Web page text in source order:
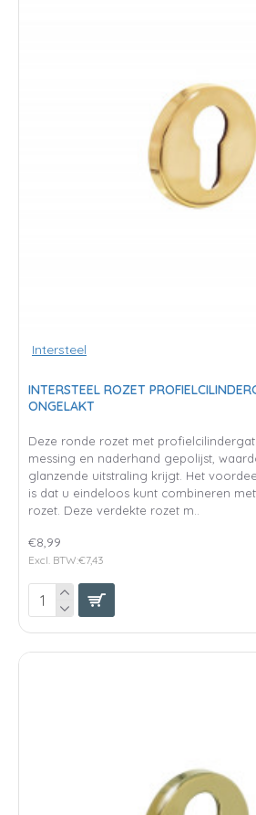
Intersteel
INTERSTEEL ROZET
ONGELAKT
Deze ronde rozet met
messing en naderhand gepolijst,
glanzende uitstraling krijgt. Het
is dat u eindeloos kunt combineren
rozet. Deze verdekte rozet m..
€8,99
Excl. BTW:€7,43